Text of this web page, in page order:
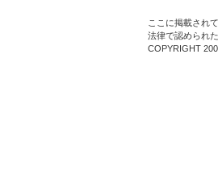
ここに掲載され
法律で認められ
COPYRIGHT